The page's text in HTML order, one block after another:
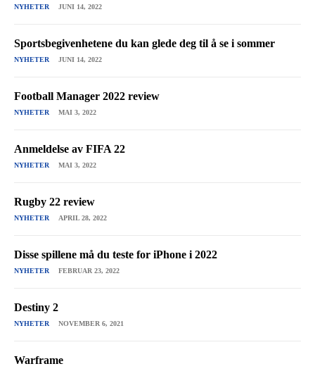
NYHETER JUNI 14, 2022
Sportsbegivenhetene du kan glede deg til å se i sommer
NYHETER JUNI 14, 2022
Football Manager 2022 review
NYHETER MAI 3, 2022
Anmeldelse av FIFA 22
NYHETER MAI 3, 2022
Rugby 22 review
NYHETER APRIL 28, 2022
Disse spillene må du teste for iPhone i 2022
NYHETER FEBRUAR 23, 2022
Destiny 2
NYHETER NOVEMBER 6, 2021
Warframe